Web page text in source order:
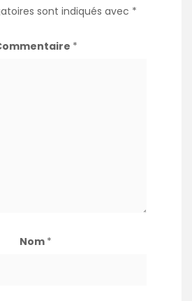
sont indiqués avec *
*
Nom *